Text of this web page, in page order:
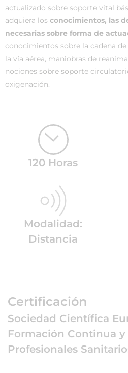
actualizado sobre soporte vital
adquiera los conocimientos, las
necesarias sobre forma de
conocimientos sobre la cadena
la vía aérea, maniobras de
nociones sobre soporte
oxigenación.
120 Horas
Modalidad:
Distancia
Certificación
Sociedad Científica
Formación Continua
Profesionales